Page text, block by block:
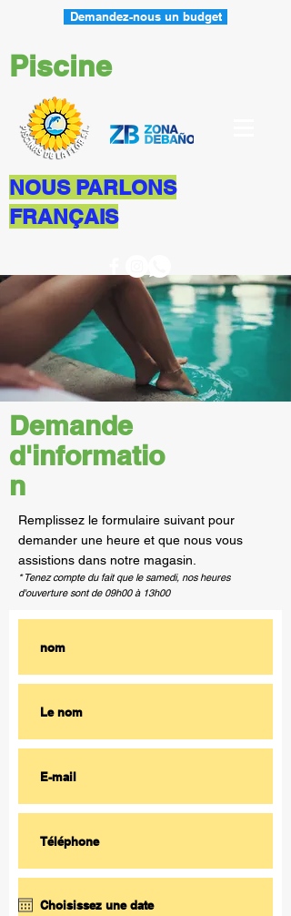
Demandez-nous un budget
NOUS PARLONS
FRANÇAIS
Piscine
Demande
d'informatio
n
Remplissez le formulaire suivant pour
demander une heure et que nous vous
assistions dans notre magasin.
* Tenez compte du fait que le samedi, nos heures
d'ouverture sont de 09h00 à 13h00